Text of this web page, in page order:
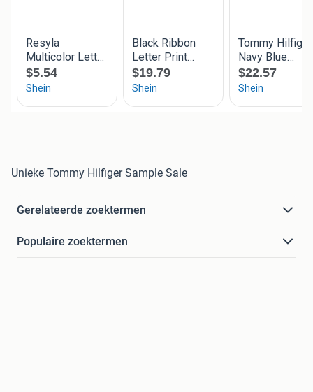
Unieke Tommy Hilfiger Sample Sale
Gerelateerde zoektermen
Populaire zoektermen